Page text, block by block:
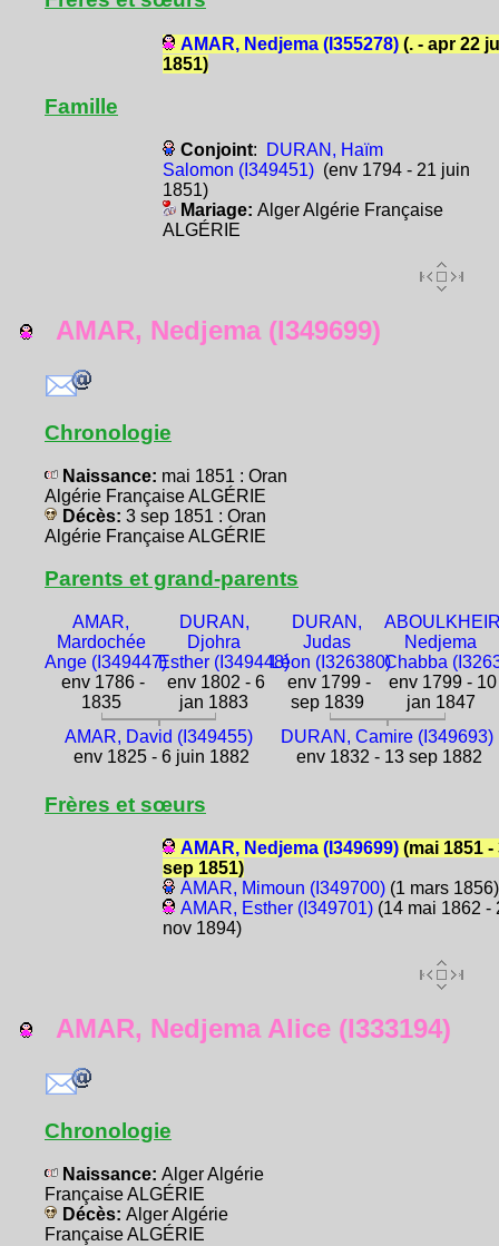
AMAR, Nedjema (I355278)(. - apr 22
1851)
Famille
Conjoint:
DURAN, Haïm
Salomon (I349451)(env 1794 - 21 juin
1851)
Mariage: Alger Algérie Française
ALGÉRIE
AMAR, Nedjema (I349699)
Chronologie
Naissance: mai 1851 : Oran
Algérie Française ALGÉRIE
Décès: 3 sep 1851 : Oran
Algérie Française ALGÉRIE
Parents et grand-parents
AMAR,
Mardochée
Ange (I349447)
env 1786 -
1835
DURAN,
Djohra
Esther (I349448)
env 1802 - 6
jan 1883
DURAN,
Judas
Léon (I326380)
env 1799 -
sep 1839
Nedjema
Chabba
env 1799 - 10
jan 1847
AMAR, David (I349455)
env 1825 - 6 juin 1882
DURAN, Camire (I349693)
env 1832 - 13 sep 1882
Frères et sœurs
AMAR, Nedjema (I349699)(mai 1851 -
sep 1851)
AMAR, Mimoun (I349700)(1 mars 1856)
AMAR, Esther (I349701)(14 mai 1862 -
nov 1894)
AMAR, Nedjema Alice (I333194)
Chronologie
Naissance: Alger Algérie
Française ALGÉRIE
Décès: Alger Algérie
Française ALGÉRIE